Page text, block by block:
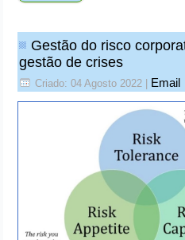
Gestão do risco
gestão de crises
Criado: 04 Agosto 2022 Email